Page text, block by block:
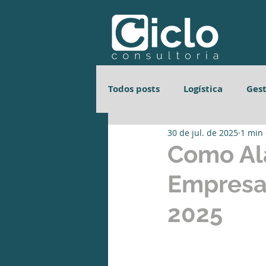
Todos posts Logística
Gestão de Processos
Gestão de Processos
Como
2025
30 de jul. de 2025 1 min